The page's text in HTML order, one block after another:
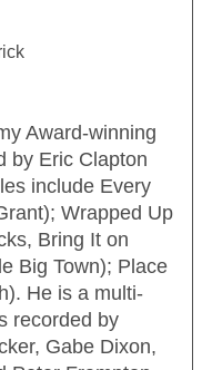
Award-winning
by Eric Clapton
include Every
Wrapped Up
Bring It on
Big Town); Place
He is a multi-
recorded by
Gabe Dixon,